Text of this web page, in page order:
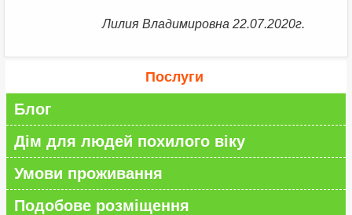
Лилия Владимировна 22.07.2020г.
Послуги
Блог
Дім для людей похилого віку
Умови проживання
Подобове розміщення